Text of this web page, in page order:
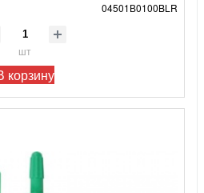
04501В0100BLR
шт
корзину